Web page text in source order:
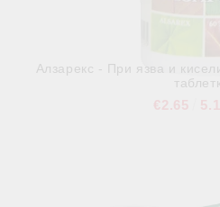
Алзарекс - При язва и